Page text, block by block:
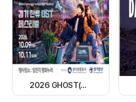
2026 GHOST(경기 한류 OST) 페스티벌